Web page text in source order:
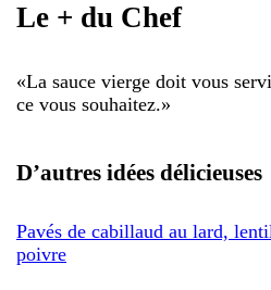
Le + du Chef
«La sauce vierge doit vous
ce vous souhaitez.»
D’autres idées délicieuses
Pavés de cabillaud au lard,
poivre